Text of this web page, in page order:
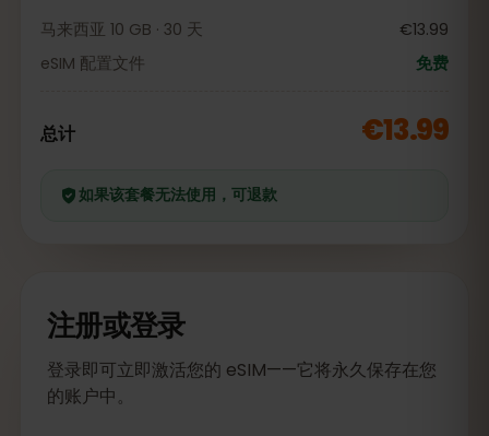
马来西亚 10 GB · 30 天
€13.99
eSIM 配置文件
免费
总计 €13.99
如果该套餐无法使用，可退款
注册或登录
登录即可立即激活您的 eSIM——它将永久保存在您
的账户中。